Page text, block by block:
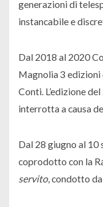
generazioni di
instancabile e
Dal 2018 al 2020
Magnolia 3 edizioni
Conti. L’edizione
interrotta a causa
Dal 28 giugno al
coprodotto con la
servito, condotto